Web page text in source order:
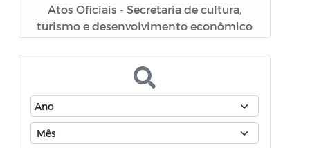
Atos Oficiais - Secretaria de cultura,
turismo e desenvolvimento econômico
Atos Oficiais - Secretaria de Educação
Atos Oficiais - Secretaria de Fazenda e
Planejamento
Atos Oficiais - Secretaria de Saúde